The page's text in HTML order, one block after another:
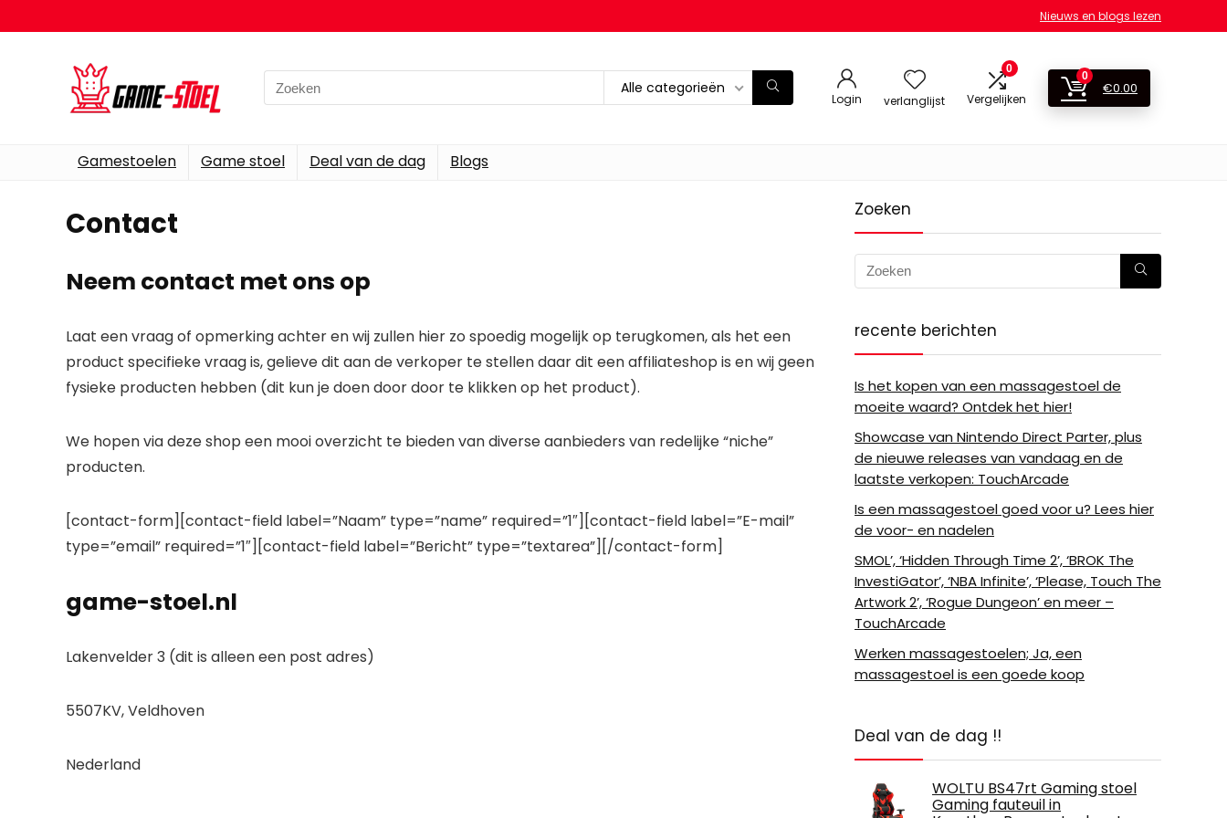
Nieuws en blogs lezen
Search
for:
Alle categorieën
Login verlanglijst
0
Vergelijken
0
€0.00
Gamestoelen Game stoel Deal van de dag Blogs
Contact
Neem contact met ons op
Laat een vraag of opmerking achter en wij zullen hier zo spoedig mogelijk op terugkomen, als het een
product specifieke vraag is, gelieve dit aan de verkoper te stellen daar dit een affiliateshop is en wij geen
fysieke producten hebben (dit kun je doen door door te klikken op het product).
We hopen via deze shop een mooi overzicht te bieden van diverse aanbieders van redelijke “niche”
producten.
[contact-form][contact-field label=”Naam” type=”name” required=”1″][contact-field label=”E-mail”
type=”email” required=”1″][contact-field label=”Bericht” type=”textarea”][/contact-form]
game-stoel.nl
Lakenvelder 3 (dit is alleen een post adres)
5507KV, Veldhoven
Nederland
Zoeken
recente berichten
Is het kopen van een massagestoel de
moeite waard? Ontdek het hier!
Showcase van Nintendo Direct Parter, plus
de nieuwe releases van vandaag en de
laatste verkopen: TouchArcade
Is een massagestoel goed voor u? Lees hier
de voor- en nadelen
SMOL’, ‘Hidden Through Time 2’, ‘BROK The
InvestiGator’, ‘NBA Infinite’, ‘Please, Touch The
Artwork 2’, ‘Rogue Dungeon’ en meer –
TouchArcade
Werken massagestoelen; Ja, een
massagestoel is een goede koop
Deal van de dag !!
WOLTU BS47rt Gaming stoel
Gaming fauteuil in